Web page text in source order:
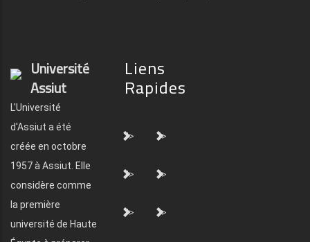
Université
Assiut
L'Université
d'Assiut a été
créée en octobre
1957 à Assiut. Elle
considère comme
la première
université de Haute
Liens
Rapides
"> ">
"> ">
"> ">